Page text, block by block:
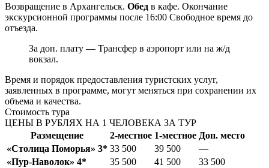
Возвращение в Архангельск. Обед в кафе. Окончание
экскурсионной программы после 16:00 Свободное время до
отъезда.
За доп. плату — Трансфер в аэропорт или на ж/д
вокзал.
Время и порядок предоставления туристских услуг,
заявленных в программе, могут меняться при сохранении их
объема и качества.
Стоимость тура
ЦЕНЫ В РУБЛЯХ НА 1 ЧЕЛОВЕКА ЗА ТУР
Размещение
2-местное 1-местное Доп. место
«Столица Поморья» 3* 33 500 39 500
—
«Пур-Наволок» 4*
35 500 41 500
33 500